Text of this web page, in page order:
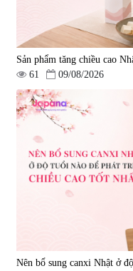
Sản phẩm tăng chiều cao
61
09/08/2026
Nên bổ sung canxi Nhật ở